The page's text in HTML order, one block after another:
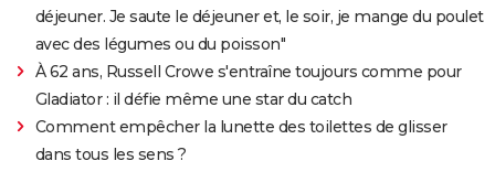
déjeuner. Je saute le déjeuner et, le soir, je mange du poulet
avec des légumes ou du poisson"
À 62 ans, Russell Crowe s'entraîne toujours comme pour
Gladiator : il défie même une star du catch
Comment empêcher la lunette des toilettes de glisser
dans tous les sens ?